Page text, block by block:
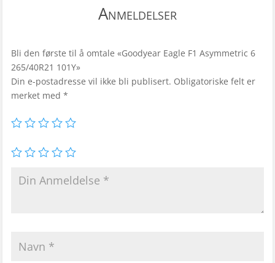
Anmeldelser
Bli den første til å omtale «Goodyear Eagle F1 Asymmetric 6
265/40R21 101Y»
Din e-postadresse vil ikke bli publisert. Obligatoriske felt er
merket med *